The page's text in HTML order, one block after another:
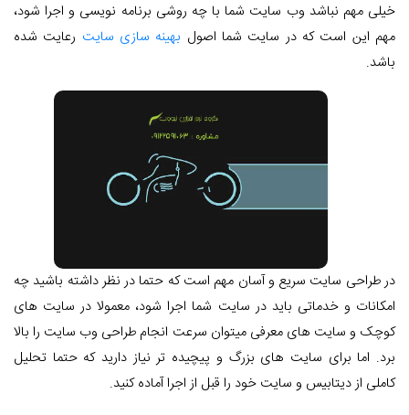
خیلی مهم نباشد وب سایت شما با چه روشی برنامه نویسی و اجرا شود،
مهم این است که در سایت شما اصول بهینه سازی سایت رعایت شده
باشد.
در طراحی سایت سریع و آسان مهم است که حتما در نظر داشته باشید چه
امکانات و خدماتی باید در سایت شما اجرا شود، معمولا در سایت های
کوچک و سایت های معرفی میتوان سرعت انجام طراحی وب سایت را بالا
برد. اما برای سایت های بزرگ و پیچیده تر نیاز دارید که حتما تحلیل
کاملی از دیتابیس و سایت خود را قبل از اجرا آماده کنید.